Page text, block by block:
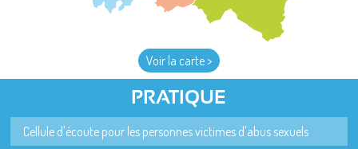
Voir la carte >
PRATIQUE
Cellule d'écoute pour les personnes victimes d'abus sexuels